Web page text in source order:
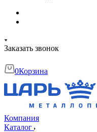
Заказать звонок
0Корзина
Компания
Каталог